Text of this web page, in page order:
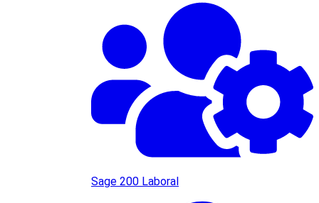
Sage 200 Laboral